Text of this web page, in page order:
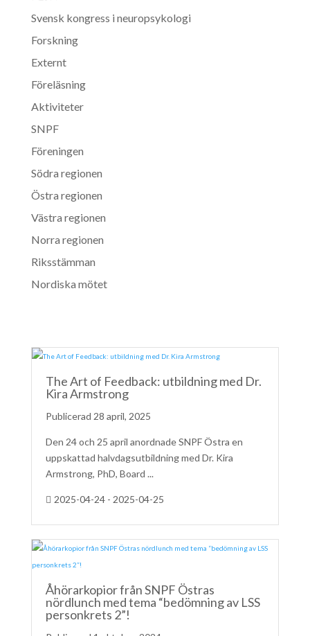
Svensk kongress i neuropsykologi
Forskning
Externt
Föreläsning
Aktiviteter
SNPF
Föreningen
Södra regionen
Östra regionen
Västra regionen
Norra regionen
Riksstämman
Nordiska mötet
The Art of Feedback: utbildning med Dr.
Kira Armstrong
28 april, 2025
Den 24 och 25 april anordnade SNPF Östra en
uppskattad halvdagsutbildning med Dr. Kira
Armstrong, PhD, Board ...
2025-04-24 - 2025-04-25
Åhörarkopior från SNPF Östras
nördlunch med tema “bedömning av LSS
personkrets 2”!